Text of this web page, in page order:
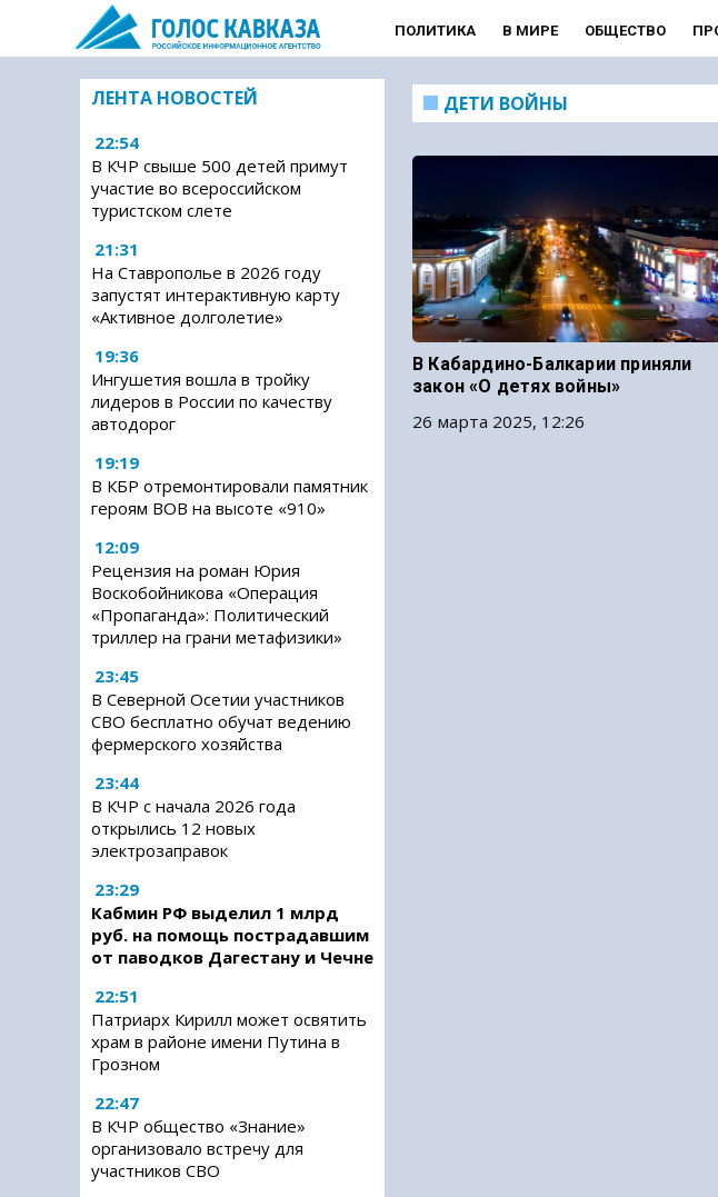
ПОЛИТИКА В МИРЕ ОБЩЕСТВО
ЛЕНТА НОВОСТЕЙ
22:54
В КЧР свыше 500 детей примут
участие во всероссийском
туристском слете
21:31
На Ставрополье в 2026 году
запустят интерактивную карту
«Активное долголетие»
19:36
Ингушетия вошла в тройку
лидеров в России по качеству
автодорог
19:19
В КБР отремонтировали памятник
героям ВОВ на высоте «910»
12:09
Рецензия на роман Юрия
Воскобойникова «Операция
«Пропаганда»: Политический
триллер на грани метафизики»
23:45
В Северной Осетии участников
СВО бесплатно обучат ведению
фермерского хозяйства
23:44
В КЧР с начала 2026 года
открылись 12 новых
электрозаправок
23:29
Кабмин РФ выделил 1 млрд
руб. на помощь пострадавшим
от паводков Дагестану и Чечне
22:51
Патриарх Кирилл может освятить
храм в районе имени Путина в
Грозном
22:47
В КЧР общество «Знание»
организовало встречу для
участников СВО
ДЕТИ ВОЙНЫ
В Кабардино-Балкарии приняли
закон «О детях войны»
26 марта 2025, 12:26